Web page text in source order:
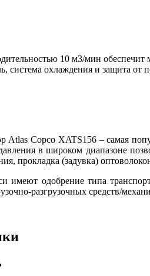
10 м3/мин
система охлаждения и защита от
Atlas Copco XATS156 – самая
в широком диапазоне
прокладка (задувка)
имеют одобрение типа
разгрузочных средств/